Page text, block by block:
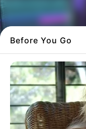
Before You Go